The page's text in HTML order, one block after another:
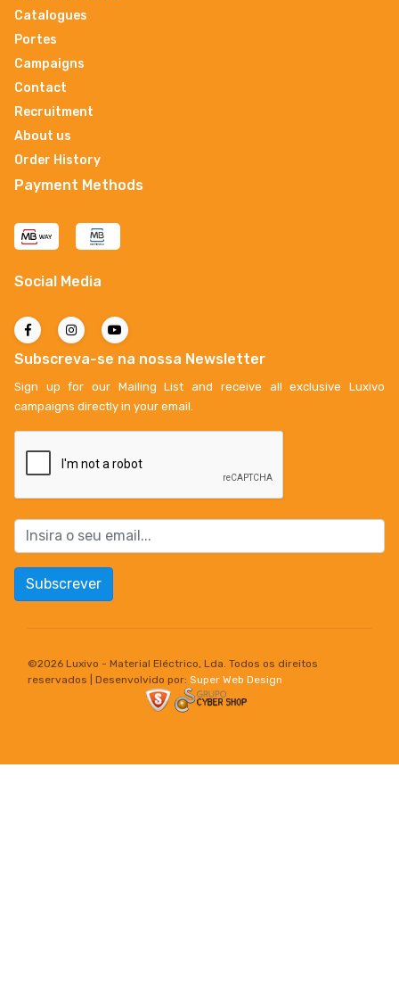
Catalogues
Portes
Campaigns
Contact
Recruitment
About us
Order History
Payment Methods
Social Media
Subscreva-se na nossa Newsletter
Sign up for our Mailing List and receive all exclusive Luxivo
campaigns directly in your email.
Subscrever
©2026 Luxivo - Material Eléctrico, Lda. Todos os direitos
reservados | Desenvolvido por: Super Web Design